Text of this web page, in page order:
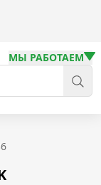
МЫ РАБОТАЕМ